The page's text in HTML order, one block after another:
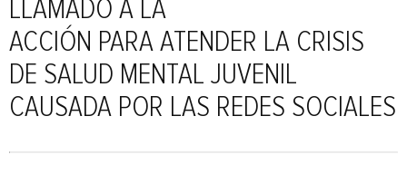
LLAMADO A LA
ACCIÓN PARA ATENDER LA CRISIS
DE SALUD MENTAL JUVENIL
CAUSADA POR LAS REDES SOCIALES